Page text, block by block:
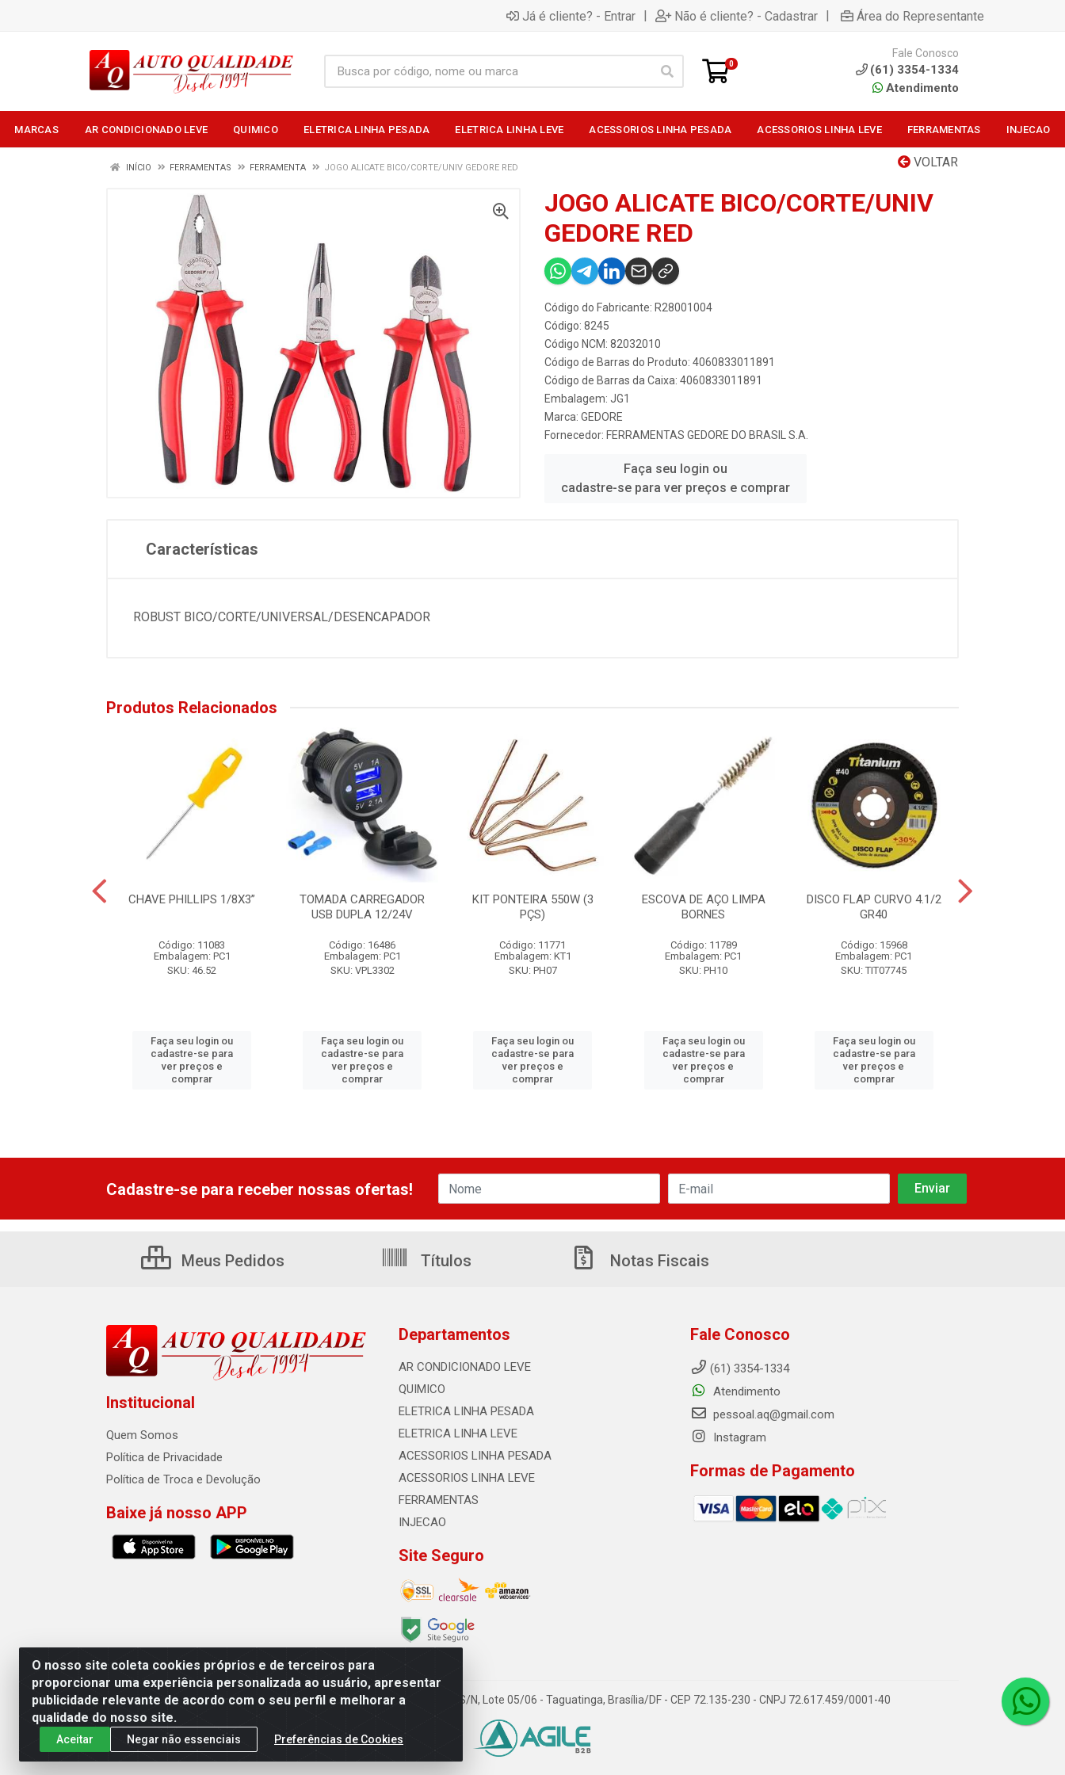
Já é cliente? - Entrar | Não é cliente? - Cadastrar | Área do Representante
0
Fale Conosco
(61) 3354-1334
Atendimento
MARCAS AR CONDICIONADO LEVE QUIMICO ELETRICA LINHA PESADA ELETRICA LINHA LEVE ACESSORIOS LINHA PESADA ACESSORIOS LINHA LEVE FERRAMENTAS INJECAO
VOLTAR
INÍCIO FERRAMENTAS FERRAMENTA JOGO ALICATE BICO/CORTE/UNIV GEDORE RED
JOGO ALICATE BICO/CORTE/UNIV
GEDORE RED
Código do Fabricante: R28001004
Código: 8245
Código NCM: 82032010
Código de Barras do Produto: 4060833011891
Código de Barras da Caixa: 4060833011891
Embalagem: JG1
Marca: GEDORE
Fornecedor: FERRAMENTAS GEDORE DO BRASIL S.A.
Faça seu login ou
cadastre-se para ver preços e comprar
Características
ROBUST BICO/CORTE/UNIVERSAL/DESENCAPADOR
Produtos Relacionados
CHAVE PHILLIPS 1/8X3”
Código: 11083
Embalagem: PC1
SKU: 46.52
Faça seu login ou
cadastre-se para
ver preços e
comprar
TOMADA CARREGADOR
USB DUPLA 12/24V
Código: 16486
Embalagem: PC1
SKU: VPL3302
Faça seu login ou
cadastre-se para
ver preços e
comprar
KIT PONTEIRA 550W (3
PÇS)
Código: 11771
Embalagem: KT1
SKU: PH07
Faça seu login ou
cadastre-se para
ver preços e
comprar
ESCOVA DE AÇO LIMPA
BORNES
Código: 11789
Embalagem: PC1
SKU: PH10
Faça seu login ou
cadastre-se para
ver preços e
comprar
DISCO FLAP CURVO 4.1/2
GR40
Código: 15968
Embalagem: PC1
SKU: TIT07745
Faça seu login ou
cadastre-se para
ver preços e
comprar
O nosso site coleta cookies próprios e de terceiros para
proporcionar uma experiência personalizada ao usuário, apresentar
publicidade relevante de acordo com o seu perfil e melhorar a
qualidade do nosso site.
Aceitar Negar não essenciais Preferências de Cookies
Cadastre-se para receber nossas ofertas!
Meus Pedidos Títulos Notas Fiscais
Institucional
Quem Somos
Política de Privacidade
Política de Troca e Devolução
Baixe já nosso APP
Departamentos
AR CONDICIONADO LEVE
QUIMICO
ELETRICA LINHA PESADA
ELETRICA LINHA LEVE
ACESSORIOS LINHA PESADA
ACESSORIOS LINHA LEVE
FERRAMENTAS
INJECAO
Site Seguro
Fale Conosco
(61) 3354-1334
Atendimento
pessoal.aq@gmail.com
Instagram
Formas de Pagamento
Auto Qualidade Comercio de Pecas LTDA - Quadra Qi 23, S/N, Lote 05/06 - Taguatinga, Brasília/DF - CEP 72.135-230 - CNPJ 72.617.459/0001-40